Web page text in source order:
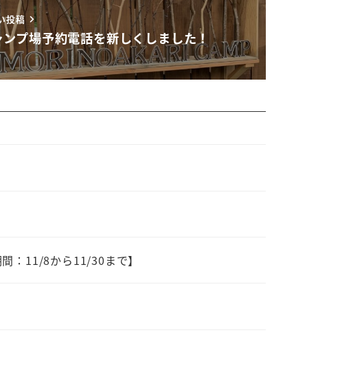
投稿
プ場予約電話を新しくしました！
：11/8から11/30まで】